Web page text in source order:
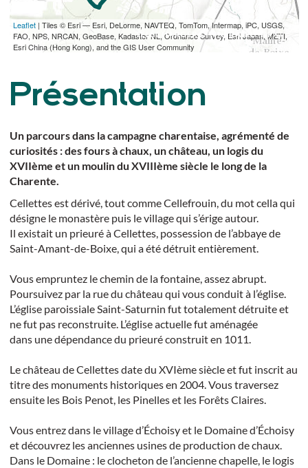
Leaflet| Tiles © Esri — Esri, DeLorme, NAVTEQ, TomTom, Intermap, iPC, USGS,
FAO, NPS, NRCAN, GeoBase, Kadaster NL, Ordnance Survey, Esri Japan, METI,
Esri China (Hong Kong), and the GIS User Community
TÉLÉCHARGER L'ITINÉRAIRE (GPX)
Présentation
Un parcours dans la campagne charentaise, agrémenté de
curiosités : des fours à chaux, un château, un logis du
XVIIème et un moulin du XVIIIème siècle le long de la
Charente.
Cellettes est dérivé, tout comme Cellefrouin, du mot cella qui
désigne le monastère puis le village qui s’érige autour.
Il existait un prieuré à Cellettes, possession de l’abbaye de
Saint-Amant-de-Boixe, qui a été détruit entièrement.
Vous empruntez le chemin de la fontaine, assez abrupt.
Poursuivez par la rue du château qui vous conduit à l’église.
L’église paroissiale Saint-Saturnin fut totalement détruite et
ne fut pas reconstruite. L’église actuelle fut aménagée
dans une dépendance du prieuré construit en 1011.
Le château de Cellettes date du XVIème siècle et fut inscrit au
titre des monuments historiques en 2004. Vous traversez
ensuite les Bois Penot, les Pinelles et les Forêts Claires.
Vous entrez dans le village d’Échoisy et le Domaine d’Échoisy
et découvrez les anciennes usines de production de chaux.
Dans le Domaine : le clocheton de l’ancienne chapelle, le logis